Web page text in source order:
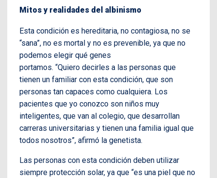
Mitos y realidades del albinismo
Esta condición es hereditaria, no contagiosa, no se
“sana”, no es mortal y no es prevenible, ya que no
podemos elegir qué genes
portamos. “Quiero decirles a las personas que
tienen un familiar con esta condición, que son
personas tan capaces como cualquiera. Los
pacientes que yo conozco son niños muy
inteligentes, que van al colegio, que desarrollan
carreras universitarias y tienen una familia igual que
todos nosotros”, afirmó la genetista.
Las personas con esta condición deben utilizar
siempre protección solar, ya que “es una piel que no